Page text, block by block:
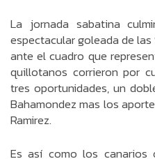
La jornada sabatina
espectacular goleada de
ante el cuadro que
quillotanos corrieron por
tres oportunidades, un
Bahamondez mas los
Ramirez.
Es así como los canarios